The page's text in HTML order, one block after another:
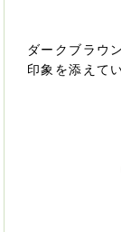
ダークブラウ
印象を添えて